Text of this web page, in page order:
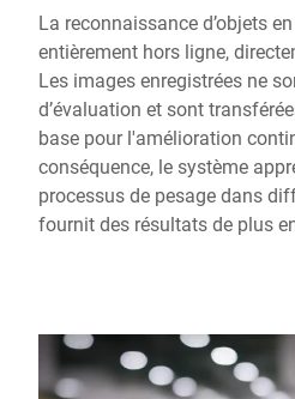
La reconnaissance d’objets
entièrement hors ligne,
Les images enregistrées ne
d’évaluation et sont
base pour l'amélioration
conséquence, le système
processus de pesage dans
fournit des résultats de plus